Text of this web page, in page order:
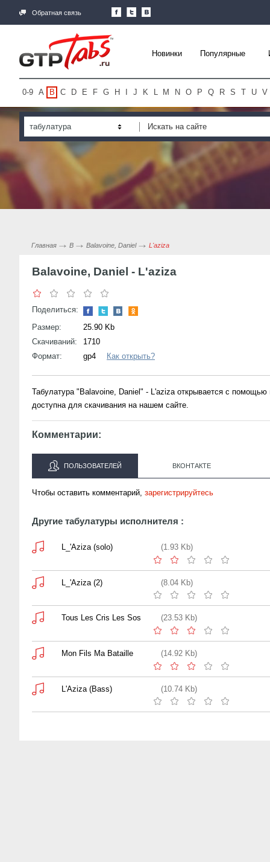
Обратная связь
Новинки Популярные
0-9 A B C D E F G H J K L M N O P Q R S T U V
табулатура
Главная B Balavoine, Daniel L'aziza
Balavoine, Daniel - L'aziza
Поделиться:
Размер:
25.90 Kb
Скачиваний:
1710
Формат:
gp4 Как открыть?
Табулатура "Balavoine, Daniel" - L'aziza открывается с
доступна для скачивания на нашем сайте.
Комментарии:
ПОЛЬЗОВАТЕЛЕЙ ВКОНТАКТЕ
Чтобы оставить комментарий, зарегистрируйтесь
Другие табулатуры исполнителя :
L_'Aziza (solo) (1.93 Kb)
L_'Aziza (2) (8.04 Kb)
Tous Les Cris Les Sos (23.53 Kb)
Mon Fils Ma Bataille (14.92 Kb)
L'Aziza (Bass) (10.74 Kb)